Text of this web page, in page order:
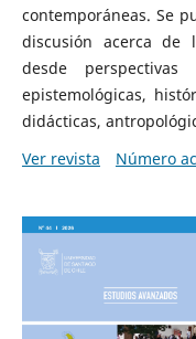
contemporáneas. Se
discusión acerca de
desde perspectivas
epistemológicas,
didácticas,
Ver revista
Número